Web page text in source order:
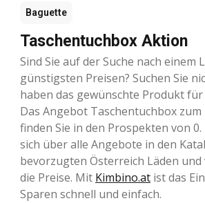
Baguette
Taschentuchbox Aktion
Sind Sie auf der Suche nach einem
günstigsten Preisen? Suchen Sie
haben das gewünschte Produkt für
Das Angebot Taschentuchbox zum
finden Sie in den Prospekten von
sich über alle Angebote in den
bevorzugten Österreich Läden und
die Preise. Mit Kimbino.at ist das
Sparen schnell und einfach.